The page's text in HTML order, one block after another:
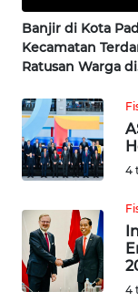
Banjir di Kota
Kecamatan
Ratusan Warga di
4
4
Regional
WN
WN
JAKARTA
JABAR
WN
BANTEN